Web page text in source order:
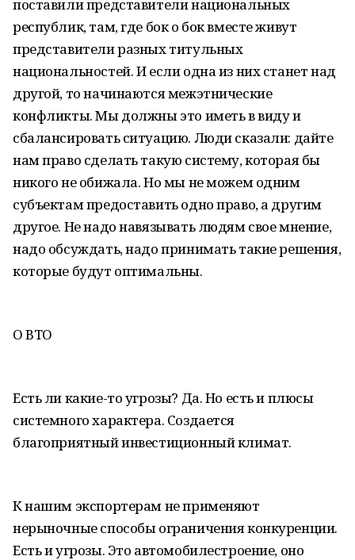
поставили представители национальных
республик, там, где бок о бок вместе живут
представители разных титульных
национальностей. И если одна из них станет над
другой, то начинаются межэтнические
конфликты. Мы должны это иметь в виду и
сбалансировать ситуацию. Люди сказали: дайте
нам право сделать такую систему, которая бы
никого не обижала. Но мы не можем одним
субъектам предоставить одно право, а другим
другое. Не надо навязывать людям свое мнение,
надо обсуждать, надо принимать такие решения,
которые будут оптимальны.
О ВТО
Есть ли какие-то угрозы? Да. Но есть и плюсы
системного характера. Создается
благоприятный инвестиционный климат.
К нашим экспортерам не применяют
нерыночные способы ограничения конкуренции.
Есть и угрозы. Это автомобилестроение, оно